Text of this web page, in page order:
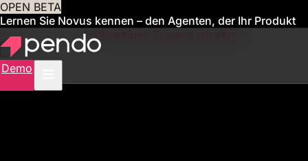
OPEN BETA
Lernen Sie Novus kennen – den Agenten, der Ihr Produkt
für Sie verwaltetFrühzeitigen Zugang erhalten
Demo